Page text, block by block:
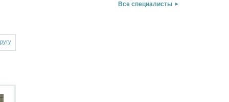
Все специалисты